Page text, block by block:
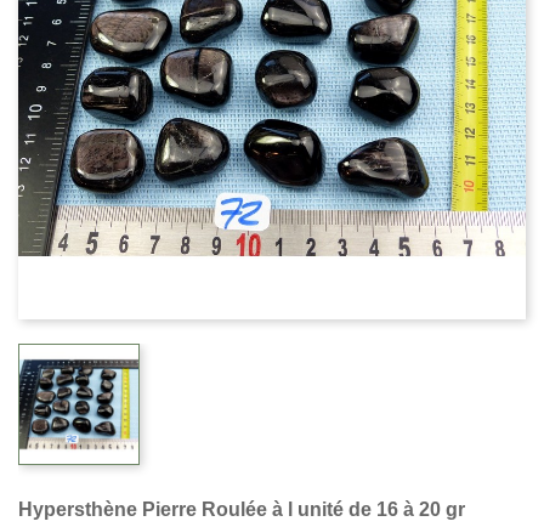
Hypersthène Pierre Roulée à l unité de 16 à 20 gr